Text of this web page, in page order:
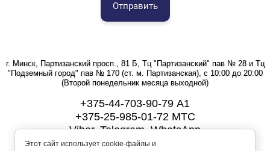
Отправить
г. Минск, Партизанский просп., 81 Б, Тц "Партизанский" пав № 28 и Тц
"Подземный город" пав № 170 (ст. м. Партизанская), с 10:00 до 20:00
(Второй понедельник месяца выходной)
+375-44-703-90-79 А1
+375-25-985-01-72 МТС
Viber, Telegram, WhatsApp
Этот сайт использует cookie-файлы и